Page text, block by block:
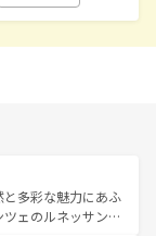
多彩な魅力にあふ
ェのルネッサンス